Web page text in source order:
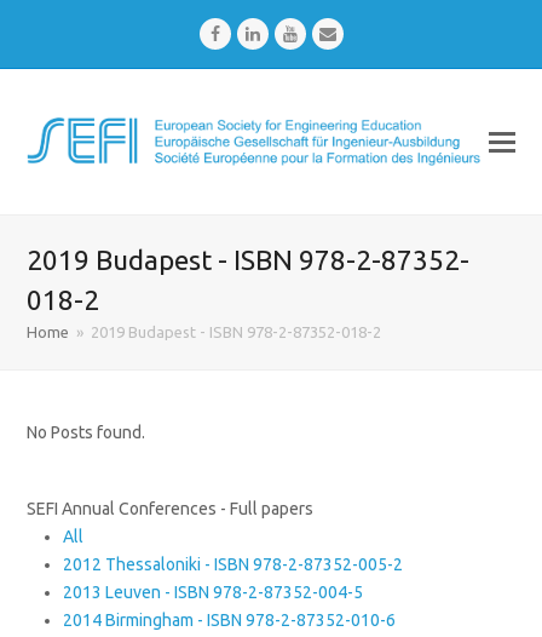
FacebookLinkedInYoutubeEmail
2019 Budapest - ISBN 978-2-87352-
018-2
Home » 2019 Budapest - ISBN 978-2-87352-018-2
No Posts found.
SEFI Annual Conferences - Full papers
All
2012 Thessaloniki - ISBN 978-2-87352-005-2
2013 Leuven - ISBN 978-2-87352-004-5
2014 Birmingham - ISBN 978-2-87352-010-6